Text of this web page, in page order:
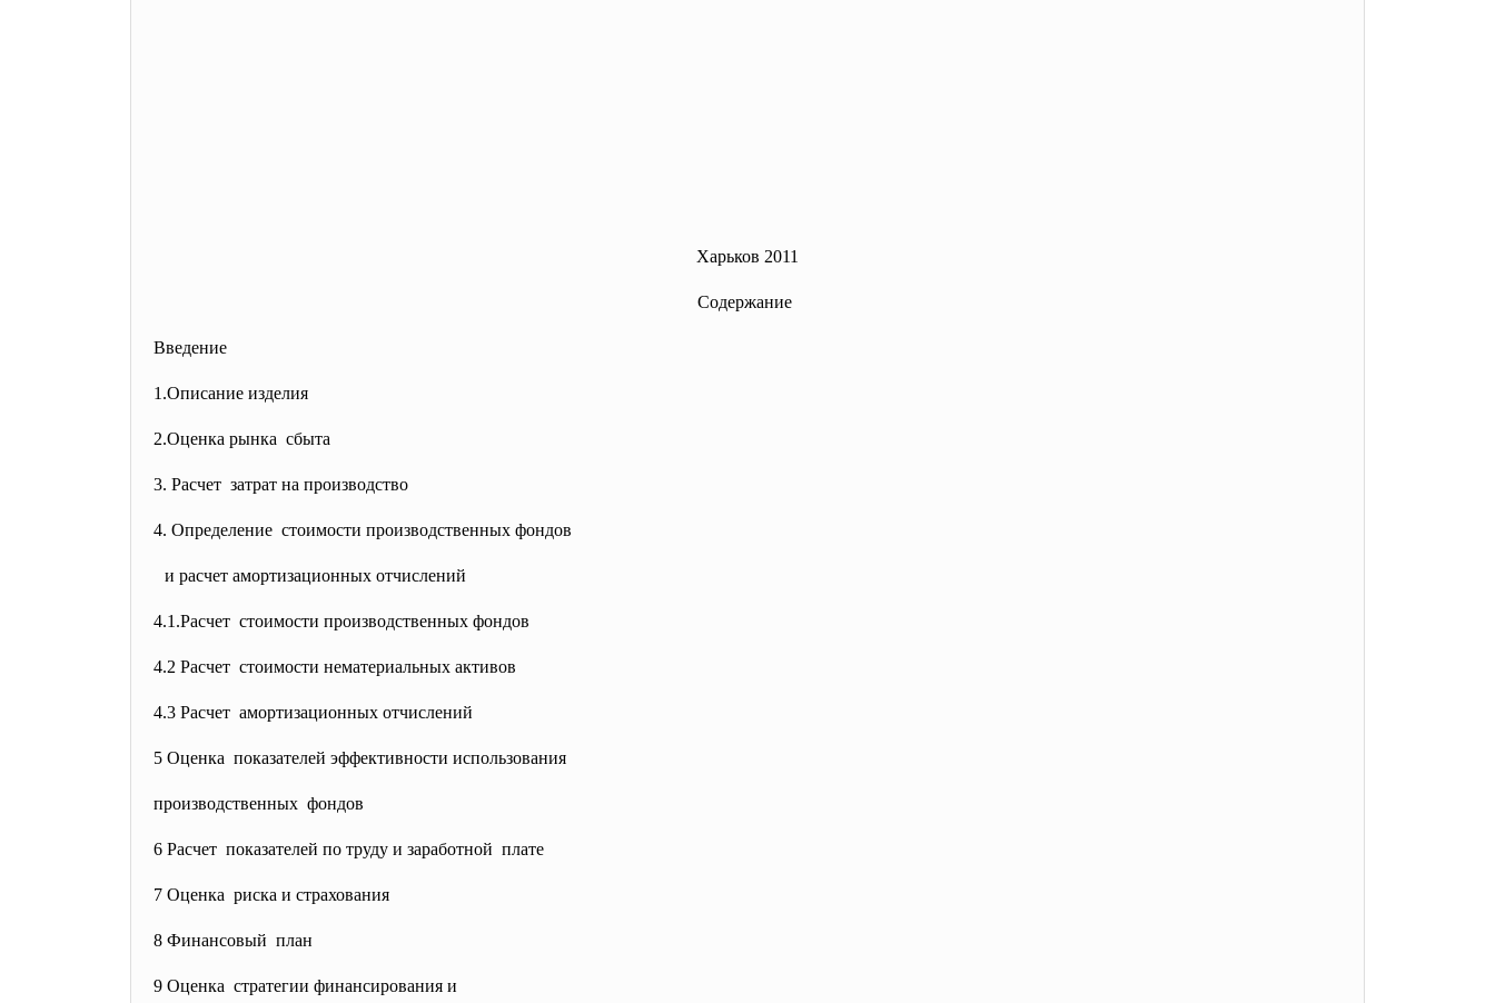
Харьков 2011
Содержание
Введение
1.Описание изделия
2.Оценка рынка сбыта
3. Расчет затрат на производство
4. Определение стоимости производственных фондов
и расчет амортизационных отчислений
4.1.Расчет стоимости производственных фондов
4.2 Расчет стоимости нематериальных активов
4.3 Расчет амортизационных отчислений
5 Оценка показателей эффективности использования
производственных фондов
6 Расчет показателей по труду и заработной плате
7 Оценка риска и страхования
8 Финансовый план
9 Оценка стратегии финансирования и